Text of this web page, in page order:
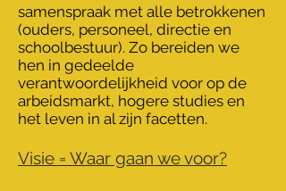
samenspraak met alle betrokkenen
(ouders, personeel, directie en
schoolbestuur). Zo bereiden we
hen in gedeelde
verantwoordelijkheid voor op de
arbeidsmarkt, hogere studies en
het leven in al zijn facetten.
Visie = Waar gaan we voor?